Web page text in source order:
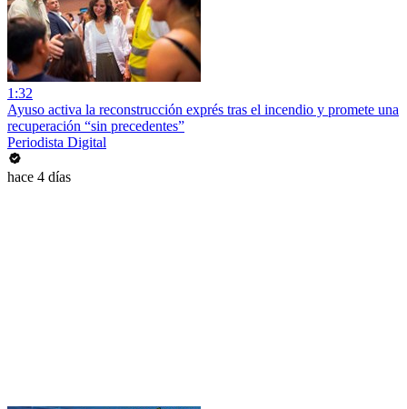
1:32
Ayuso activa la reconstrucción exprés tras el incendio y promete una
recuperación “sin precedentes”
Periodista Digital
hace 4 días